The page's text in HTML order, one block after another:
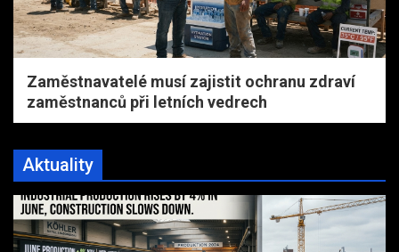
Zaměstnavatelé musí zajistit ochranu zdraví
zaměstnanců při letních vedrech
Aktuality